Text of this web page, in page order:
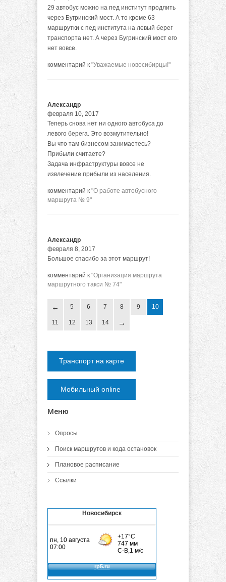
29 автобус можно на пед институт продлить
через Бугринский мост. А то кроме 63
маршрутки с пед института на левый берег
транспорта нет. А через Бугринский мост его
нет вовсе.
комментарий к "Уважаемые новосибирцы!"
Александр
февраля 10, 2017
Теперь снова нет ни одного автобуса до
левого берега. Это возмутительно!
Вы что там бизнесом занимаетесь?
Прибыли считаете?
Задача инфраструктуры вовсе не
извлечение прибыли из населения.
комментарий к "О работе автобусного
маршрута № 9"
Александр
февраля 8, 2017
Большое спасибо за этот маршрут!
комментарий к "Организация маршрута
маршрутного такси № 74"
5 6 7 8 9 10
11 12 13 14
Транспорт на карте
Мобильный online
Меню
Опросы
Поиск маршрутов и кода остановок
Плановое расписание
Ссылки
Новосибирск